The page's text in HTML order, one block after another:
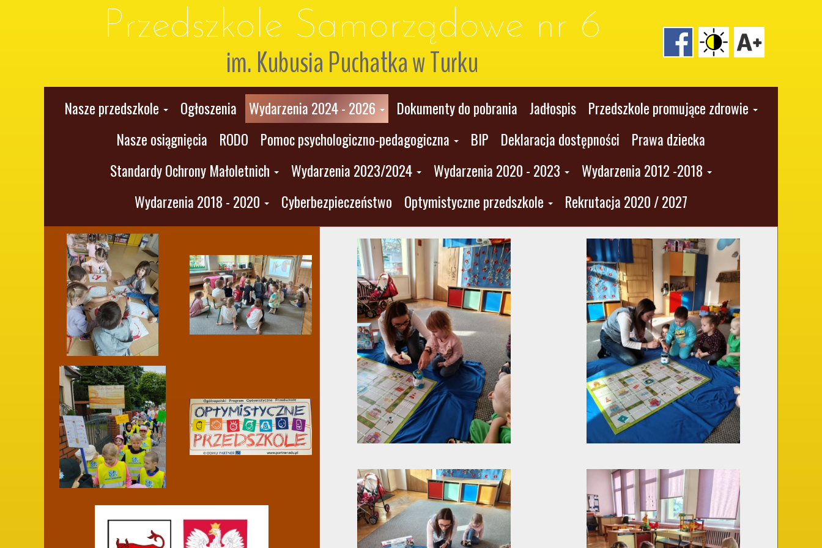
Przedszkole Samorządowe nr 6
im. Kubusia Puchatka w Turku
Nasze przedszkole Ogłoszenia Wydarzenia 2024 - 2026 Dokumenty do pobrania Jadłospis
Przedszkole promujące zdrowie
Nasze osiągnięcia
RODO Pomoc psychologiczno-pedagogiczna BIP Deklaracja dostępności
Prawa dziecka
Standardy Ochrony Małoletnich
Wydarzenia 2023/2024 Wydarzenia 2020 - 2023
Wydarzenia 2012 -2018
Wydarzenia 2018 - 2020
Cyberbezpieczeństwo Optymistyczne przedszkole Rekrutacja 2020 / 2027